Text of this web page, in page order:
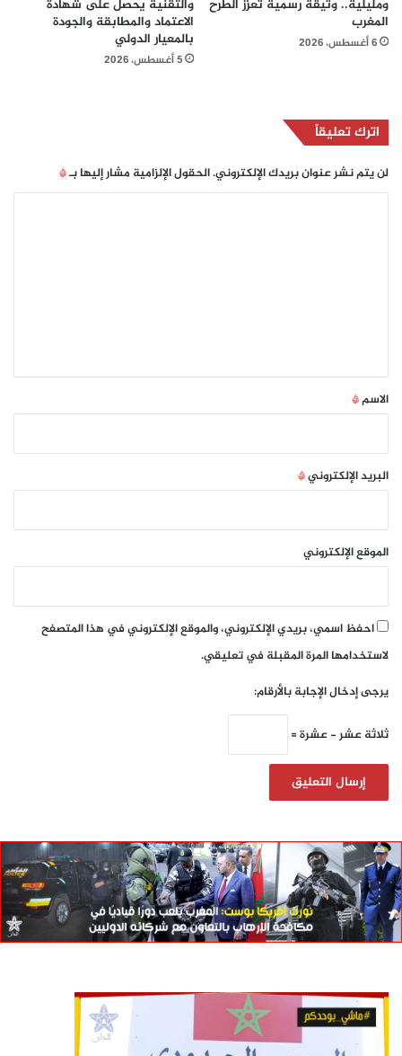
ومليلية.. وثيقة رسمية تعزز الطرح
المغرب
6 أغسطس، 2026
والتقنية يحصل على شهادة
الاعتماد والمطابقة والجودة
بالمعيار الدولي
5 أغسطس، 2026
اترك تعليقاً
لن يتم نشر عنوان بريدك الإلكتروني.الحقول الإلزامية مشار إليها بـ*
*
الاسم*
البريد الإلكتروني*
الموقع الإلكتروني
احفظ اسمي، بريدي الإلكتروني، والموقع الإلكتروني في هذا المتصفح
لاستخدامها المرة المقبلة في تعليقي.
يرجى إدخال الإجابة بالأرقام:
ثلاثة عشر − عشرة =